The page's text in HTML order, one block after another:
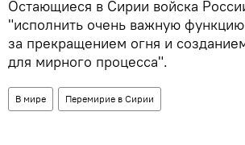
Остающиеся в Сирии войска
"исполнить очень важную
за прекращением огня и
для мирного процесса".
В мире Перемирие в Сирии